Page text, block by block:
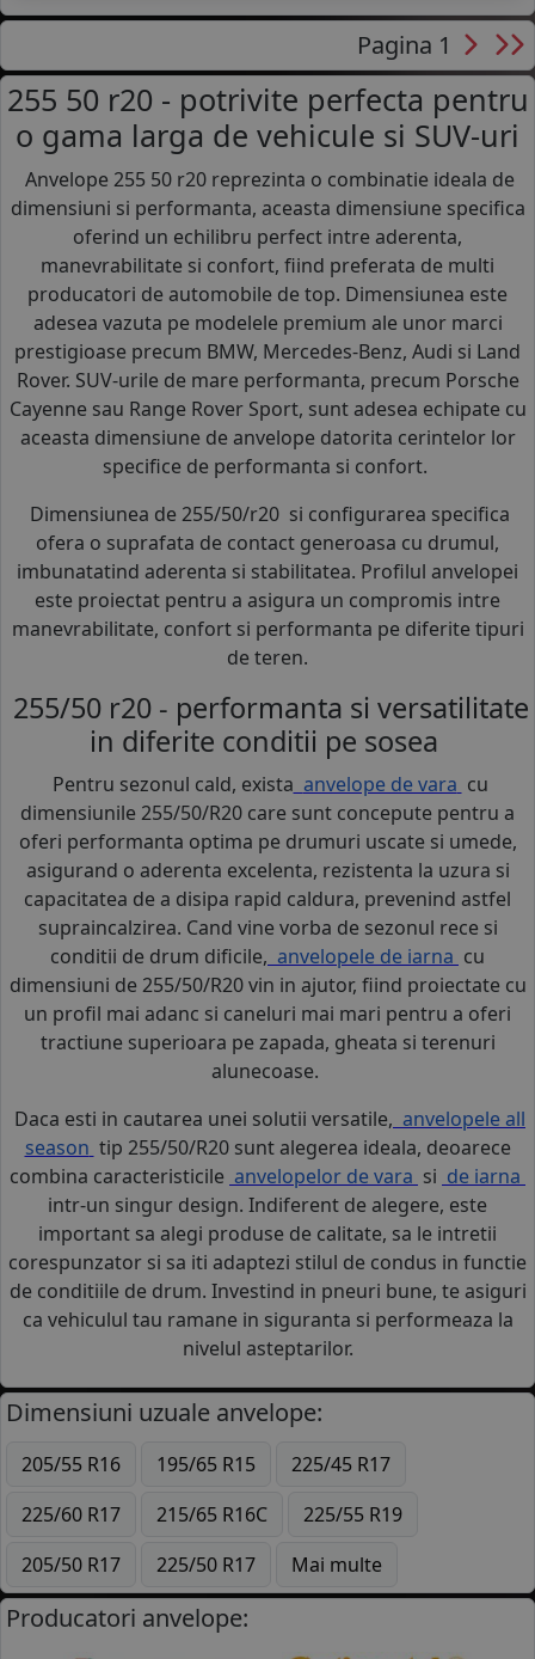
Pagina 1
255 50 r20 - potrivite perfecta pentru
o gama larga de vehicule si SUV-uri
Anvelope 255 50 r20 reprezinta o combinatie ideala de
dimensiuni si performanta, aceasta dimensiune specifica
oferind un echilibru perfect intre aderenta,
manevrabilitate si confort, fiind preferata de multi
producatori de automobile de top. Dimensiunea este
adesea vazuta pe modelele premium ale unor marci
prestigioase precum BMW, Mercedes-Benz, Audi si Land
Rover. SUV-urile de mare performanta, precum Porsche
Cayenne sau Range Rover Sport, sunt adesea echipate cu
aceasta dimensiune de anvelope datorita cerintelor lor
specifice de performanta si confort.
Dimensiunea de 255/50/r20 si configurarea specifica
ofera o suprafata de contact generoasa cu drumul,
imbunatatind aderenta si stabilitatea. Profilul anvelopei
este proiectat pentru a asigura un compromis intre
manevrabilitate, confort si performanta pe diferite tipuri
de teren.
255/50 r20 - performanta si versatilitate
in diferite conditii pe sosea
Pentru sezonul cald, exista anvelope de vara cu
dimensiunile 255/50/R20 care sunt concepute pentru a
oferi performanta optima pe drumuri uscate si umede,
asigurand o aderenta excelenta, rezistenta la uzura si
capacitatea de a disipa rapid caldura, prevenind astfel
supraincalzirea. Cand vine vorba de sezonul rece si
conditii de drum dificile, anvelopele de iarna cu
dimensiuni de 255/50/R20 vin in ajutor, fiind proiectate cu
un profil mai adanc si caneluri mai mari pentru a oferi
tractiune superioara pe zapada, gheata si terenuri
alunecoase.
Daca esti in cautarea unei solutii versatile, anvelopele all
season tip 255/50/R20 sunt alegerea ideala, deoarece
combina caracteristicile anvelopelor de vara si de iarna
intr-un singur design. Indiferent de alegere, este
important sa alegi produse de calitate, sa le intretii
corespunzator si sa iti adaptezi stilul de condus in functie
de conditiile de drum. Investind in pneuri bune, te asiguri
ca vehiculul tau ramane in siguranta si performeaza la
nivelul asteptarilor.
Dimensiuni uzuale anvelope:
205/55 R16 195/65 R15
225/45 R17
225/60 R17
215/65 R16C
225/55 R19
205/50 R17
225/50 R17 Mai multe
Producatori anvelope: